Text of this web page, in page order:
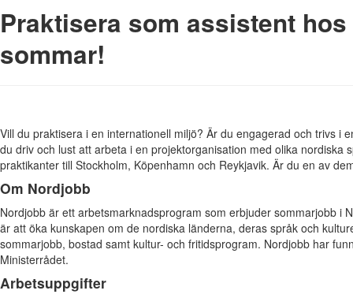
Praktisera som assistent
sommar!
Vill du praktisera i en internationell miljö? Är du engagerad och trivs i
du driv och lust att arbeta i en projektorganisation med olika nordiska
praktikanter till Stockholm, Köpenhamn och Reykjavik. Är du en av
Om Nordjobb
Nordjobb är ett arbetsmarknadsprogram som erbjuder sommarjobb i
är att öka kunskapen om de nordiska länderna, deras språk och
sommarjobb, bostad samt kultur- och fritidsprogram. Nordjobb har
Ministerrådet.
Arbetsuppgifter